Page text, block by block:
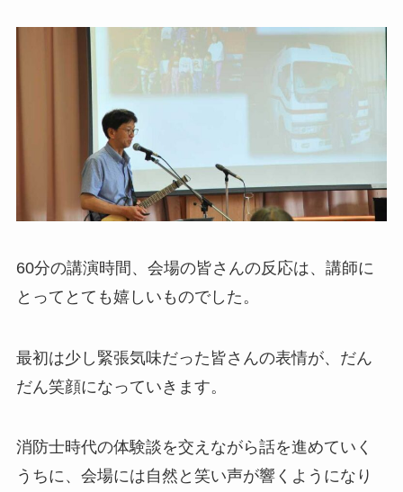
60分の講演時間、会場の皆さんの反応は、講師に
とってとても嬉しいものでした。
最初は少し緊張気味だった皆さんの表情が、だん
だん笑顔になっていきます。
消防士時代の体験談を交えながら話を進めていく
うちに、会場には自然と笑い声が響くようになり